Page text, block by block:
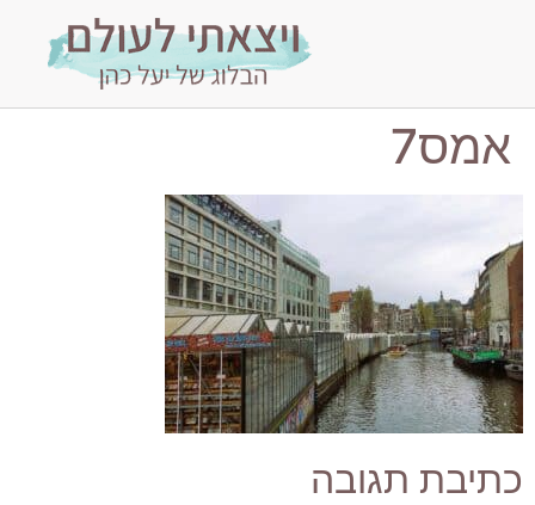
אמס7
כתיבת תגובה